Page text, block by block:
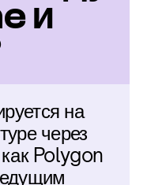
и
на
через
Polygon